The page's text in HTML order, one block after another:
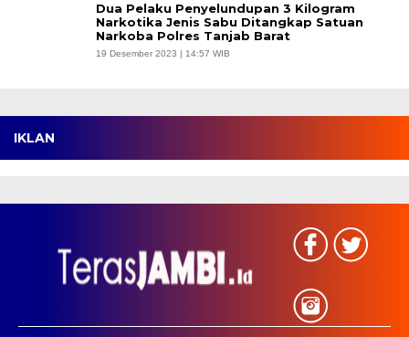
Dua Pelaku Penyelundupan 3 Kilogram
Narkotika Jenis Sabu Ditangkap Satuan
Narkoba Polres Tanjab Barat
19 Desember 2023 | 14:57 WIB
IKLAN